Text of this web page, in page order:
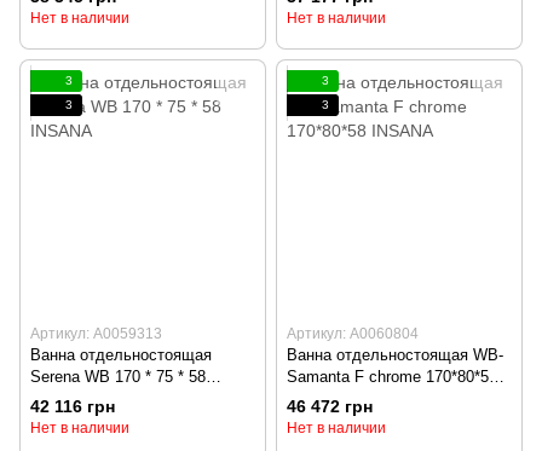
Нет в наличии Нет в наличии
3
3
Артикул: А0059313
Ванна отдельностоящая
Serena WB 170 * 75 * 58
INSANA
42 116 грн
Нет в наличии
3
3
Артикул: А0060804
Ванна отдельностоящая WB-
Samanta F chrome 170*80*58
INSANA
46 472 грн
Нет в наличии